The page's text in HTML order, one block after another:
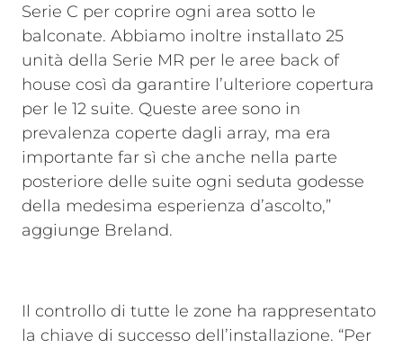
Serie C per coprire ogni area sotto le
balconate. Abbiamo inoltre installato 25
unità della Serie MR per le aree back of
house così da garantire l’ulteriore copertura
per le 12 suite. Queste aree sono in
prevalenza coperte dagli array, ma era
importante far sì che anche nella parte
posteriore delle suite ogni seduta godesse
della medesima esperienza d’ascolto,”
aggiunge Breland.
Il controllo di tutte le zone ha rappresentato
la chiave di successo dell’installazione. “Per